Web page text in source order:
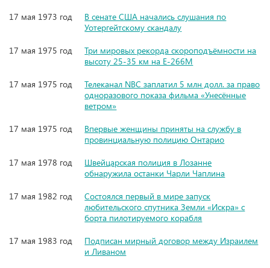
17 мая 1973 год
В сенате США начались слушания по
Уотергейтскому скандалу
17 мая 1975 год
Три мировых рекорда скороподъёмности на
высоту 25-35 км на Е-266М
17 мая 1975 год
Телеканал NBC заплатил 5 млн долл. за право
одноразового показа фильма «Унесённые
ветром»
17 мая 1975 год
Впервые женщины приняты на службу в
провинциальную полицию Онтарио
17 мая 1978 год
Швейцарская полиция в Лозанне
обнаружила останки Чарли Чаплина
17 мая 1982 год
Состоялся первый в мире запуск
любительского спутника Земли «Искра» с
борта пилотируемого корабля
17 мая 1983 год
Подписан мирный договор между Израилем
и Ливаном